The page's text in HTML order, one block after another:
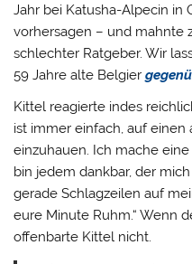
Jahr bei Katusha-Alpecin in
vorhersagen – und mahnte
schlechter Ratgeber. Wir
59 Jahre alte Belgier
Kittel reagierte indes
ist immer einfach, auf
einzuhauen. Ich mache
bin jedem dankbar, der
gerade Schlagzeilen auf
eure Minute Ruhm.“ Wenn
offenbarte Kittel nicht.